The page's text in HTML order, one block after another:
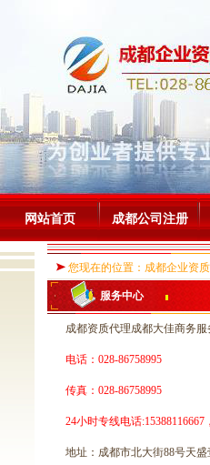
网站首页 成都公司注册
您现在的位置：成都企业资
服务中心
成都资质代理成都大佳商务服
电话：028-86758995
传真：028-86758995
24小时专线电话:15388116667
地址：成都市北大街88号天盛